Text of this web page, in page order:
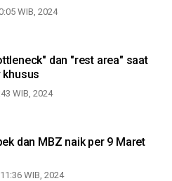
WIB, 2024
dan "rest area" saat
khusus
WIB, 2024
dan MBZ naik per 9 Maret
WIB, 2024